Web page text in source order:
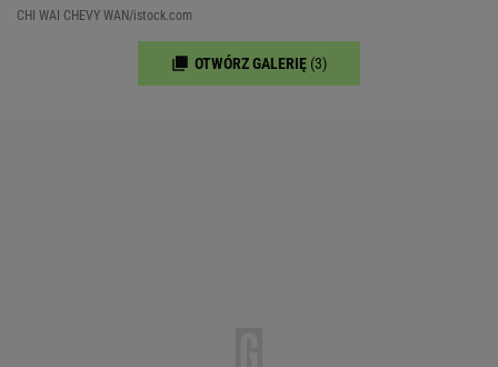
CHI WAI CHEVY WAN/istock.com
OTWÓRZ GALERIĘ (3)